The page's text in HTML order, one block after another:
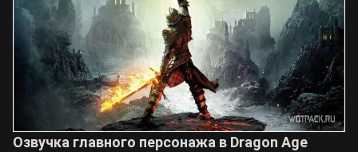
Озвучка главного персонажа в Dragon Age